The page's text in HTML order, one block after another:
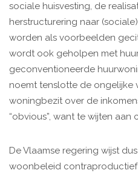
sociale huisvesting, de
herstructurering naar
worden als voorbeelden
wordt ook geholpen met
geconventioneerde
noemt tenslotte de ongelijke
woningbezit over de
“obvious”, want te wijten
De Vlaamse regering wijst
woonbeleid